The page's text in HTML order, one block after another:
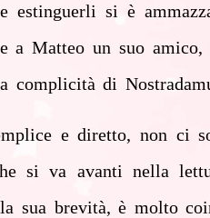
estinguerli si è
a Matteo un suo
complicità di
e diretto, non ci
si va avanti nella
sua brevità, è molto